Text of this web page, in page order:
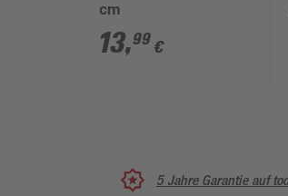
cm
13,99 €
5 Jahre Garantie auf